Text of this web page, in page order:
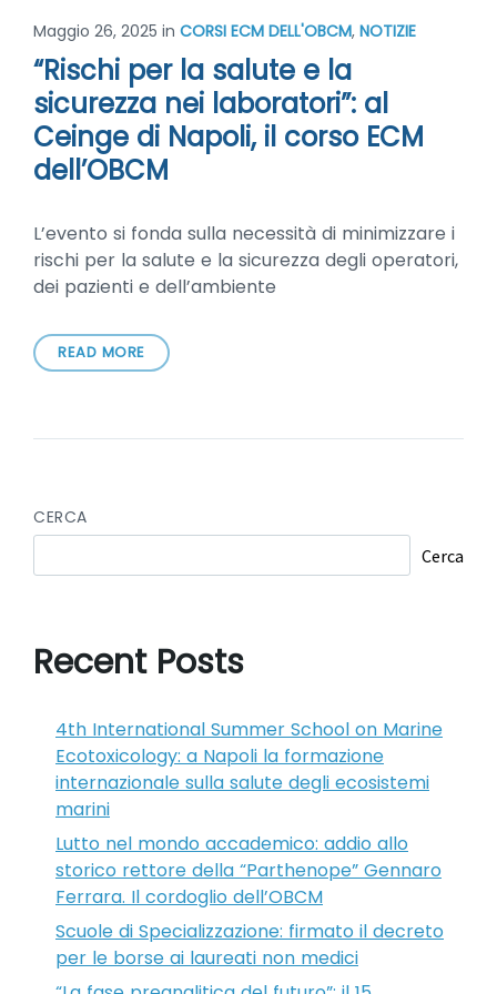
Maggio 26, 2025 in CORSI ECM DELL'OBCM, NOTIZIE
“Rischi per la salute e la
sicurezza nei laboratori”: al
Ceinge di Napoli, il corso ECM
dell’OBCM
L’evento si fonda sulla necessità di minimizzare i
rischi per la salute e la sicurezza degli operatori,
dei pazienti e dell’ambiente
READ MORE
CERCA
Cerca
Recent Posts
4th International Summer School on Marine
Ecotoxicology: a Napoli la formazione
internazionale sulla salute degli ecosistemi
marini
Lutto nel mondo accademico: addio allo
storico rettore della “Parthenope” Gennaro
Ferrara. Il cordoglio dell’OBCM
Scuole di Specializzazione: firmato il decreto
per le borse ai laureati non medici